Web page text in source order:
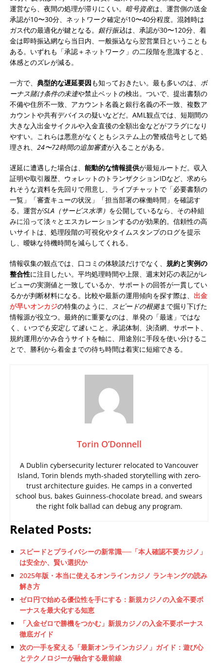
運営なら、夜間の処理が滞りにくい。 暗号資産は、運営側の送金
承認が10〜30分、ネットワーク確定が10〜40分程度。混雑時は
ガス代の最適化が鍵となる。 銀行振込は、承認が30〜120分、着
金は即時振込網なら当日内、一般振込なら翌営業日ということも
ある。いずれも「承認＋ネットワーク」の二段階を意識すると、
体感とのズレが減る。
一方で、 典型的な遅延要因も知っておきたい。最も多いのは、 ボ
ーナス賭け条件の未達や禁止ベットの検出。ついで、提出書類の
不備や住所不一致、アカウント名義と銀行名義の不一致、複数ア
カウントや共有デバイスの疑いなどだ。AML観点では、短期間の
大きな入出金サイクルや入金直後の全額出金などがフラグになり
やすい。これらは悪意がなくともシステム上の警戒信号として処
理され、 24〜72時間の追加審査が入ることがある。
遅延に遭遇した場合は、 能動的な情報提供が最短ルートだ。収入
証明や取引履歴、ウォレットのトランザクションIDなど、求めら
れそうな資料を先回りで用意し、ライブチャットで「必要書類の
一覧」「審査キューの状況」「担当部署の稼働時間」を確認す
る。運営がSLA（サービス水準） を公開しているなら、その枠組
みに沿って淡々とエスカレーションするのが効果的。信頼性の高
いサイトは、処理段階の可視化やタイムスタンプのログを提示
し、曖昧な待機時間を減らしてくれる。
情報収集の観点では、口コミの体験談だけでなく、 規約と実例の
整合性に注目したい。平均処理時間や上限、週末対応の表記がレ
ビューの実測値と一致しているか、サポートの回答が一貫してい
るかが判断材料になる。比較や最新の運用傾向を探す際は、 出金
が早いオンカジの特集のように、 スピードの根拠まで掘り下げた
情報源が役立つ。最終的に重要なのは、単発の「最速」ではな
く、
いつでも安定して速いこと。承認体制、決済網、サポート、
規約運用がかみ合うサイトを軸に、用途別に手段を使い分けるこ
とで、勝利から着金までの待ち時間は着実に短縮できる。
Torin O’Donnell
A Dublin cybersecurity lecturer relocated to Vancouver
Island, Torin blends myth-shaded storytelling with zero-
trust architecture guides. He camps in a converted
school bus, bakes Guinness-chocolate bread, and swears
the right folk ballad can debug any program.
Related Posts:
スピードとプライバシーの新常識──「本人確認不要カジノ」
は安全か、賢い選択か
2025年版・本当に使えるオンラインカジノ ランキングの読み
解き方
ゼロ円で始める優位性を手にする：新規カジノの入金不要ボ
ーナスを最大化する知恵
「入金ゼロで勝機をつかむ」新規カジノの入金不要ボーナス
徹底ガイド
次の一手を変える「最新オンラインカジノ」ガイド：遊び心
とテクノロジーが融合する最前線